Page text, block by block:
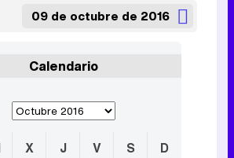
09 de octubre de 2016
Calendario
X J V S
D